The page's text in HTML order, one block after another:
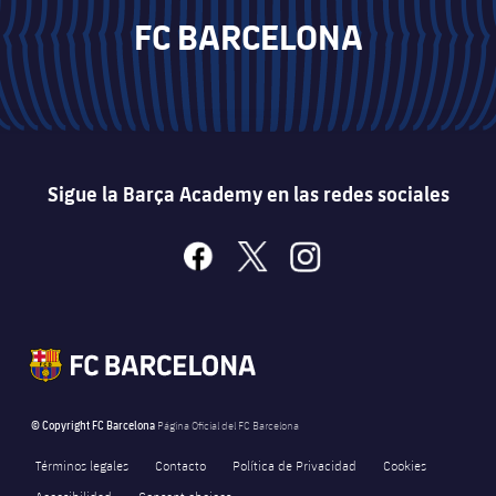
FC BARCELONA
Sigue la Barça Academy en las redes sociales
facebook
x instagram
© Copyright FC Barcelona Página Oficial del FC Barcelona
Términos legales Contacto Política de Privacidad
Cookies